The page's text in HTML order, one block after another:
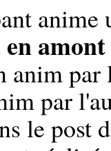
par
par
le post